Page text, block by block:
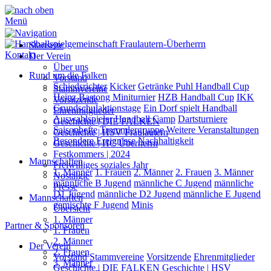
Menü
Startseite
Der Verein
Über uns
Vorstand
Stammvereine
Vorsitzende
Ehrenmitglieder
Geschichte | DIE FALKEN
Geschichte | HSV Fraulautern
Geschichte | HC Überherrn
Festkommers | 2024
Freiwilliges soziales Jahr
Nostalgie
Presse
Mannschaften
Übersicht
1. Männer
1. Frauen
2. Männer
2. Frauen
3. Männer
Kontakt
Rund um die Falken
Schiedsrichter Kicker Getränke Puhl Handball Cup
Heinz Bastong Miniturnier HZB Handball Cup IKK
Grundschulaktionstage Ein Dorf spielt Handball
Auswahlspieler Handball Camp Dartsturniere
Saisonhefte Trommlergruppe Weitere Veranstaltungen
Besondere Ereignisse Nachhaltigkeit
Mannschaften
1. Männer 1. Frauen 2. Männer 2. Frauen 3. Männer
männliche B Jugend männliche C Jugend männliche
D1 Jugend männliche D2 Jugend männliche E Jugend
gemischte F Jugend Minis
Partner & Sponsoren
Der Verein
Vorstand Stammvereine Vorsitzende Ehrenmitglieder
Geschichte | DIE FALKEN Geschichte | HSV